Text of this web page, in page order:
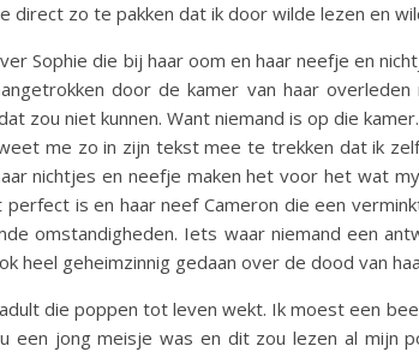
direct zo te pakken dat ik door wilde lezen en
Sophie die bij haar oom en haar neefje en
door de kamer van haar
zou niet kunnen. Want niemand is op die kamer.
me zo in zijn tekst mee te trekken dat ik
nichtjes en neefje maken het voor het wat
is en haar neef Cameron die een
omstandigheden. Iets waar niemand een
heel geheimzinnig gedaan over de dood van
die poppen tot leven wekt. Ik moest een
een jong meisje was en dit zou lezen al mijn